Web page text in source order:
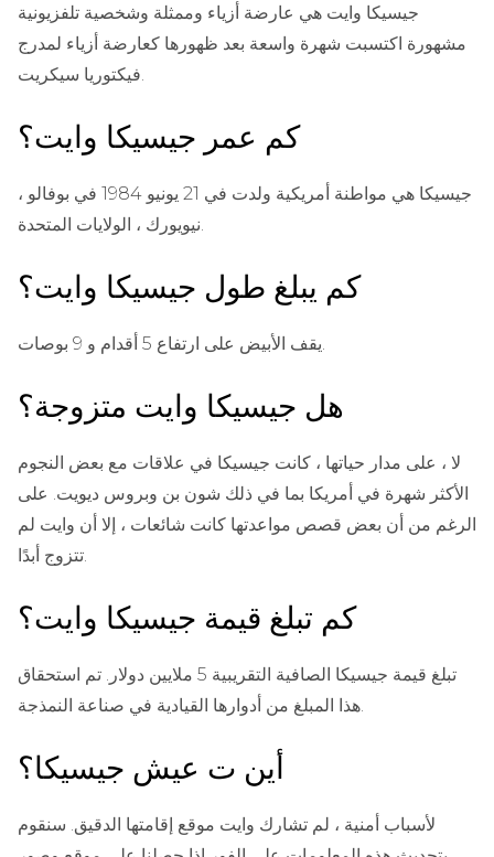
جيسيكا وايت هي عارضة أزياء وممثلة وشخصية تلفزيونية
مشهورة اكتسبت شهرة واسعة بعد ظهورها كعارضة أزياء لمدرج
كم عمر جيسيكا وايت؟
جيسيكا هي مواطنة أمريكية ولدت في 21 يونيو 1984 في بوفالو ،
كم يبلغ طول جيسيكا وايت؟
هل جيسيكا وايت متزوجة؟
لا ، على مدار حياتها ، كانت جيسيكا في علاقات مع بعض النجوم
الأكثر شهرة في أمريكا بما في ذلك شون بن وبروس ديويت. على
الرغم من أن بعض قصص مواعدتها كانت شائعات ، إلا أن وايت لم
كم تبلغ قيمة جيسيكا وايت؟
تبلغ قيمة جيسيكا الصافية التقريبية 5 ملايين دولار. تم استحقاق
أين ت عيش جيسيكا؟
لأسباب أمنية ، لم تشارك وايت موقع إقامتها الدقيق. سنقوم